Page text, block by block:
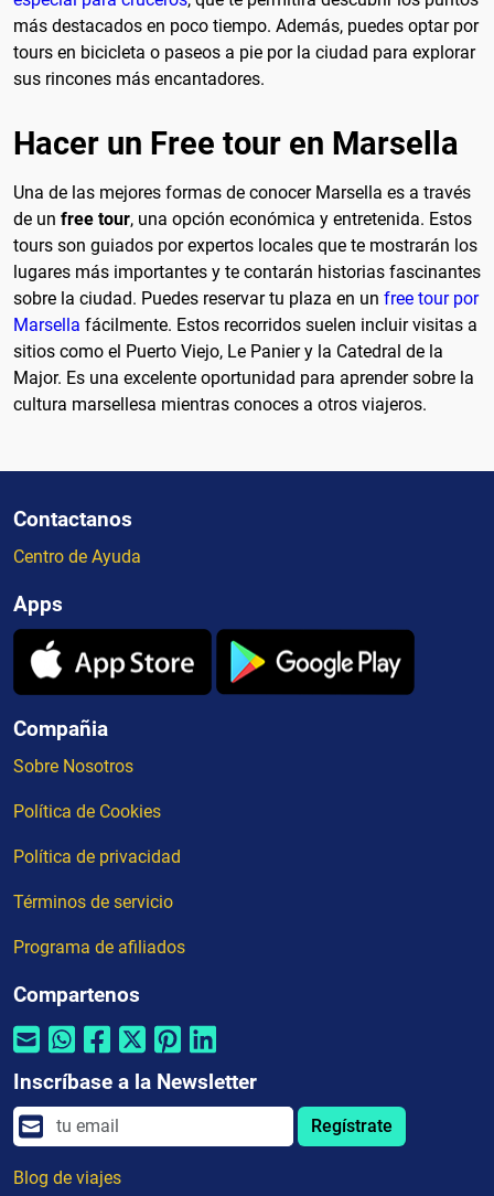
más destacados en poco tiempo. Además, puedes optar por
tours en bicicleta o paseos a pie por la ciudad para explorar
sus rincones más encantadores.
Hacer un Free tour en Marsella
Una de las mejores formas de conocer Marsella es a través
de un free tour, una opción económica y entretenida. Estos
tours son guiados por expertos locales que te mostrarán los
lugares más importantes y te contarán historias fascinantes
sobre la ciudad. Puedes reservar tu plaza en un free tour por
Marsella fácilmente. Estos recorridos suelen incluir visitas a
sitios como el Puerto Viejo, Le Panier y la Catedral de la
Major. Es una excelente oportunidad para aprender sobre la
cultura marsellesa mientras conoces a otros viajeros.
Contactanos
Centro de Ayuda
Apps
Compañia
Sobre Nosotros
Política de Cookies
Política de privacidad
Términos de servicio
Programa de afiliados
Compartenos
Inscríbase a la Newsletter
Regístrate
Blog de viajes